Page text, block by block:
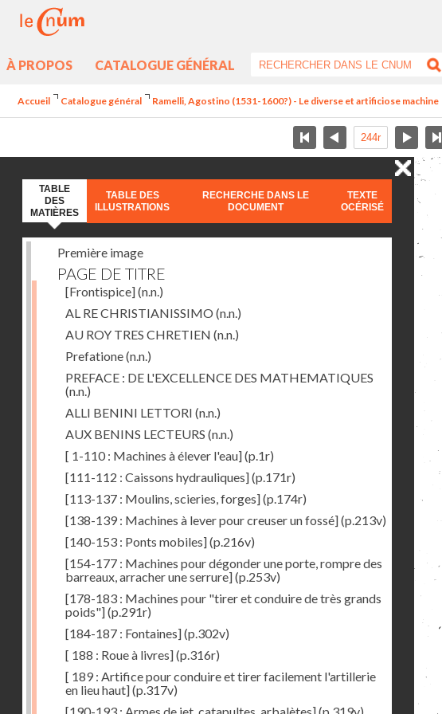
À PROPOS CATALOGUE GÉNÉRAL
Accueil Catalogue général Ramelli, Agostino (1531-1600?) - Le diverse et artificiose machine
TABLE
DES
MATIÈRES
TABLE DES
ILLUSTRATIONS
RECHERCHE DANS LE
DOCUMENT
TEXTE
OCÉRISÉ
Première image
PAGE DE TITRE
[Frontispice](n.n.)
AL RE CHRISTIANISSIMO (n.n.)
AU ROY TRES CHRETIEN (n.n.)
Prefatione(n.n.)
PREFACE : DE L'EXCELLENCE DES MATHEMATIQUES
(n.n.)
ALLI BENINI LETTORI (n.n.)
AUX BENINS LECTEURS (n.n.)
[ 1-110 : Machines à élever l'eau](p.1r)
[111-112 : Caissons hydrauliques](p.171r)
[113-137 : Moulins, scieries, forges](p.174r)
[138-139 : Machines à lever pour creuser un fossé](p.213v)
[140-153 : Ponts mobiles](p.216v)
[154-177 : Machines pour dégonder une porte, rompre des
barreaux, arracher une serrure](p.253v)
[178-183 : Machines pour "tirer et conduire de très grands
poids"](p.291r)
[184-187 : Fontaines](p.302v)
[ 188 : Roue à livres](p.316r)
[ 189 : Artifice pour conduire et tirer facilement l'artillerie
en lieu haut](p.317v)